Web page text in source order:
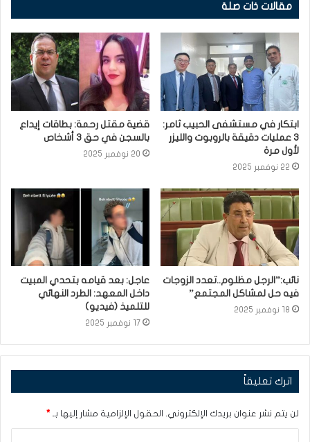
مقالات ذات صلة
ابتكار في مستشفى الحبيب ثامر:
3 عمليات دقيقة بالروبوت والليزر
لأول مرة
22 نوفمبر 2025
قضية مقتل رحمة: بطاقات إيداع
بالسجن في حق 3 أشخاص
20 نوفمبر 2025
نائب:”الرجل مظلوم..تعدد الزوجات
فيه حل لمشاكل المجتمع”
18 نوفمبر 2025
عاجل: بعد قيامه بتحدي المبيت
داخل المعهد: الطرد النهائي
للتلميذ (فيديو)
17 نوفمبر 2025
اترك تعليقاً
لن يتم نشر عنوان بريدك الإلكتروني. الحقول الإلزامية مشار إليها بـ *